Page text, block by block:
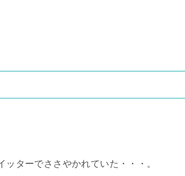
ターでささやかれていた・・・。